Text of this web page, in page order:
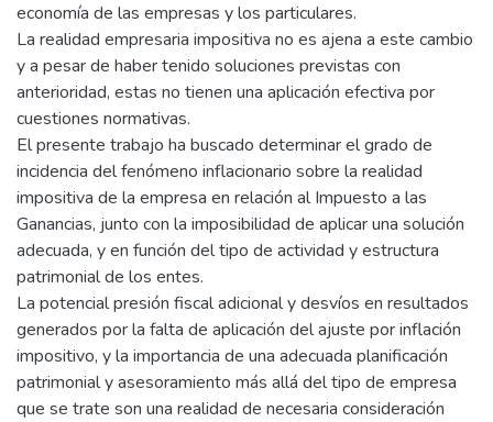
economía de las empresas y los particulares.
La realidad empresaria impositiva no es ajena a este cambio
y a pesar de haber tenido soluciones previstas con
anterioridad, estas no tienen una aplicación efectiva por
cuestiones normativas.
El presente trabajo ha buscado determinar el grado de
incidencia del fenómeno inflacionario sobre la realidad
impositiva de la empresa en relación al Impuesto a las
Ganancias, junto con la imposibilidad de aplicar una solución
adecuada, y en función del tipo de actividad y estructura
patrimonial de los entes.
La potencial presión fiscal adicional y desvíos en resultados
generados por la falta de aplicación del ajuste por inflación
impositivo, y la importancia de una adecuada planificación
patrimonial y asesoramiento más allá del tipo de empresa
que se trate son una realidad de necesaria consideración